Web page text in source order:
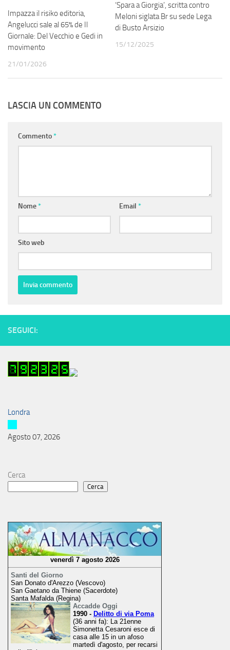
Impazza il risiko editoria,
Angelucci sale al 65% de Il
Giornale: Del Vecchio e Gedi in
movimento
21/01/2026
‘Spara a Giorgia’, scritta contro
Meloni siglata Br su sede Lega
di Busto Arsizio
15/12/2025
LASCIA UN COMMENTO
Commento*
Nome* Email *
Sito web
SEGUICI:
Londra
Agosto 07, 2026
Cerca
Cerca